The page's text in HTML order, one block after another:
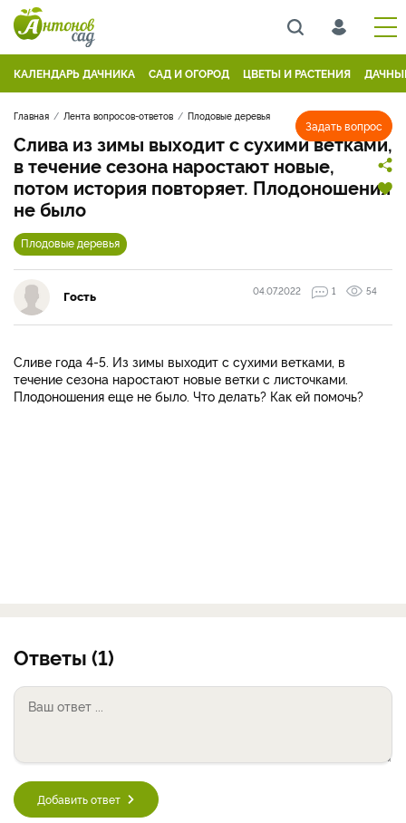
КАЛЕНДАРЬ ДАЧНИКА САД И ОГОРОД ЦВЕТЫ И РАСТЕНИЯ
Задать вопрос
Главная Лента вопросов-ответов Плодовые деревья
Слива из зимы выходит с сухими ветками,
в течение сезона наростают новые,
потом история повторяет. Плодоношения
не было
Плодовые деревья
Гость 04.07.2022 1 54
Сливе года 4-5. Из зимы выходит с сухими ветками, в
течение сезона наростают новые ветки с листочками.
Плодоношения еще не было. Что делать? Как ей помочь?
Ответы (1)
Добавить ответ